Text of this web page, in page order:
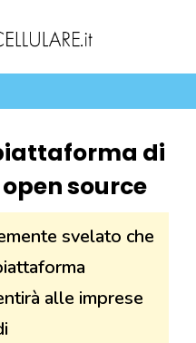
di
source
svelato che
alle imprese